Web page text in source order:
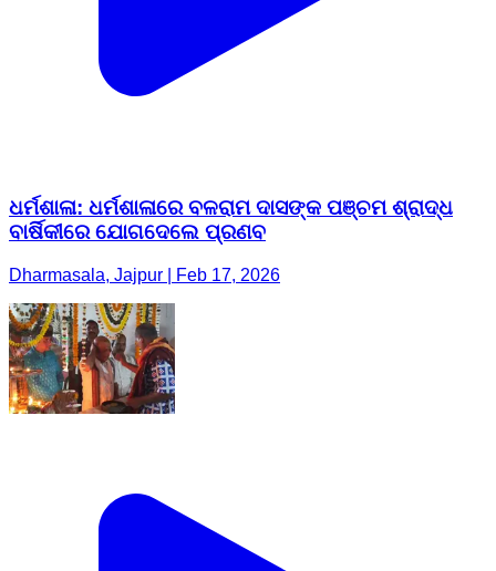
ଧର୍ମଶାଳା: ଧର୍ମଶାଳାରେ ବଳରାମ ଦାସଙ୍କ ପଞ୍ଚମ ଶ୍ରାଦ୍ଧ
ବାର୍ଷିକୀରେ ଯୋଗଦେଲେ ପ୍ରଣବ
Dharmasala, Jajpur | Feb 17, 2026